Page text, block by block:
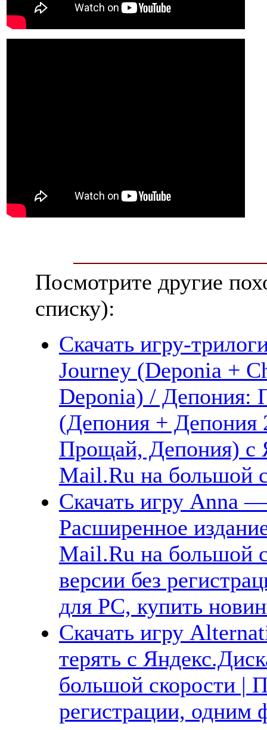
Посмотрите другие
списку):
Скачать игру-
Journey (Deponia +
Deponia) / Депония:
(Депония + Депония
Прощай, Депония) с
Mail.Ru на большой
Скачать игру Anna
Расширенное
Mail.Ru на большой
версии без
для PC, купить
Скачать игру
терять с
большой скорости |
регистрации, одним